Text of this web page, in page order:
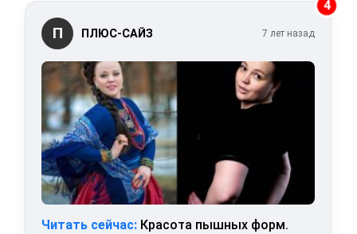
4
П ПЛЮС-САЙЗ 7 лет назад
Читать сейчас: Красота пышных форм.